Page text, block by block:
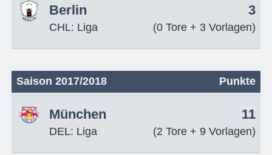
Berlin
CHL: Liga
3
(0 Tore + 3 Vorlagen)
Saison 2017/2018 Punkte
München
DEL: Liga
11
(2 Tore + 9 Vorlagen)